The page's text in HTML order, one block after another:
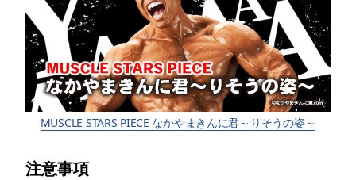
MUSCLE STARS PIECE なかやまきんに君～りそうの姿～
注意事項